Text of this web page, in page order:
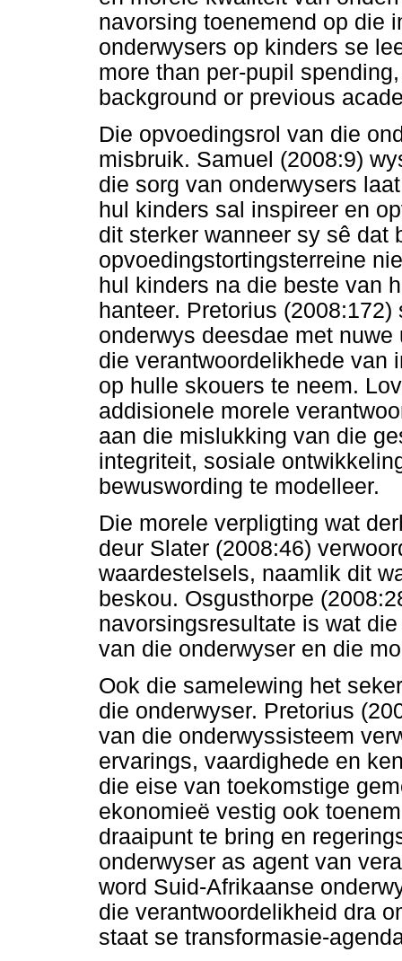
navorsing toenemend op die
onderwysers op kinders se
more than per-pupil
background or previous
Die opvoedingsrol van die
misbruik. Samuel (2008:9)
die sorg van onderwysers
hul kinders sal inspireer en
dit sterker wanneer sy sê dat
opvoedingstortingsterreine
hul kinders na die beste van
hanteer. Pretorius
onderwys deesdae met
die verantwoordelikhede van
op hulle skouers te neem.
addisionele morele
aan die mislukking van die
integriteit, sosiale
bewuswording te modelleer.
Die morele verpligting wat
deur Slater (2008:46)
waardestelsels, naamlik dit
beskou. Osgusthorpe
navorsingsresultate is wat
van die onderwyser en die
Ook die samelewing het
die onderwyser. Pretorius
van die onderwyssisteem
ervarings, vaardighede en
die eise van toekomstige
ekonomieë vestig ook
draaipunt te bring en
onderwyser as agent van
word Suid-Afrikaanse
die verantwoordelikheid dra
staat se transformasie-